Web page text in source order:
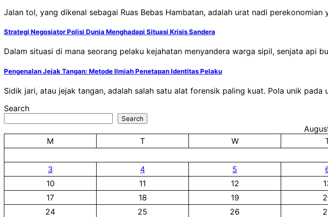
Jalan tol, yang dikenal sebagai Ruas Bebas Hambatan, adalah urat nadi
Strategi Negosiator Polisi Dunia Menghadapi Situasi Krisis Sandera
Dalam situasi di mana seorang pelaku kejahatan menyandera warga sipil, senjata api
Pengenalan Jejak Tangan: Metode Ilmiah Penetapan Identitas Pelaku
Sidik jari, atau jejak tangan, adalah salah satu alat forensik paling kuat. Pola unik
Search
Search
M
T W
3
4 5
10
11 12
17
18 19
24
25 26